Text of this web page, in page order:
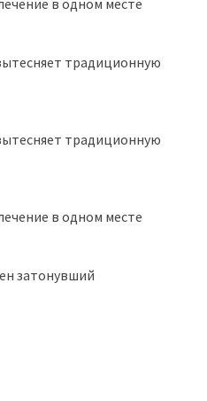
в одном месте
традиционную
традиционную
в одном месте
затонувший